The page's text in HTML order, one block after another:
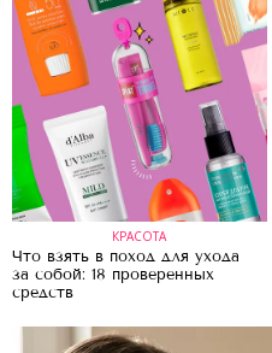
КРАСОТА
Что взять в поход для ухода
за собой: 18 проверенных
средств